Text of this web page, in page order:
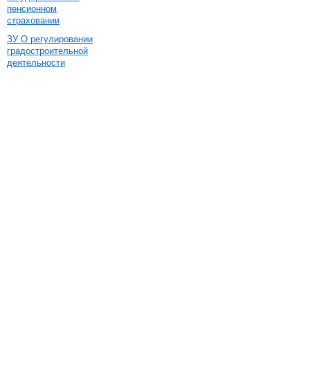
пенсионном
страховании
ЗУ О регулировании
градостроительной
деятельности